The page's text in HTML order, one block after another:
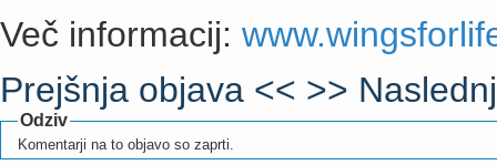
Več informacij:
Prejšnja objava << >>
Odziv
Komentarji na to objavo so zaprti.